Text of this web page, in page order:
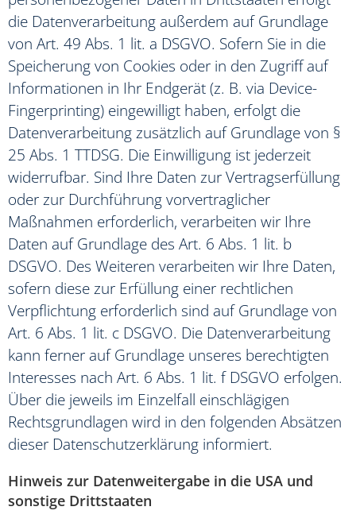
die Datenverarbeitung außerdem auf Grundlage
von Art. 49 Abs. 1 lit. a DSGVO. Sofern Sie in die
Speicherung von Cookies oder in den Zugriff auf
Informationen in Ihr Endgerät (z. B. via Device-
Fingerprinting) eingewilligt haben, erfolgt die
Datenverarbeitung zusätzlich auf Grundlage von §
25 Abs. 1 TTDSG. Die Einwilligung ist jederzeit
widerrufbar. Sind Ihre Daten zur Vertragserfüllung
oder zur Durchführung vorvertraglicher
Maßnahmen erforderlich, verarbeiten wir Ihre
Daten auf Grundlage des Art. 6 Abs. 1 lit. b
DSGVO. Des Weiteren verarbeiten wir Ihre Daten,
sofern diese zur Erfüllung einer rechtlichen
Verpflichtung erforderlich sind auf Grundlage von
Art. 6 Abs. 1 lit. c DSGVO. Die Datenverarbeitung
kann ferner auf Grundlage unseres berechtigten
Interesses nach Art. 6 Abs. 1 lit. f DSGVO erfolgen.
Über die jeweils im Einzelfall einschlägigen
Rechtsgrundlagen wird in den folgenden Absätzen
dieser Datenschutzerklärung informiert.
Hinweis zur Datenweitergabe in die USA und
sonstige Drittstaaten